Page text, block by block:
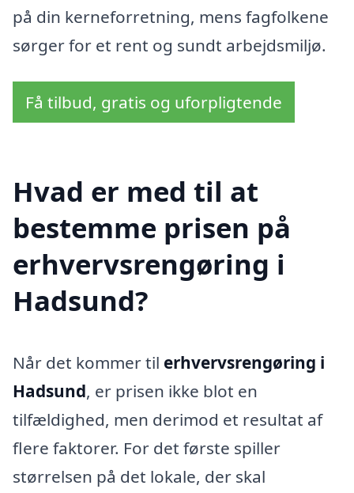
på din kerneforretning, mens fagfolkene
sørger for et rent og sundt arbejdsmiljø.
Få tilbud, gratis og uforpligtende
Hvad er med til at
bestemme prisen på
erhvervsrengøring i
Hadsund?
Når det kommer til erhvervsrengøring i
Hadsund, er prisen ikke blot en
tilfældighed, men derimod et resultat af
flere faktorer. For det første spiller
størrelsen på det lokale, der skal